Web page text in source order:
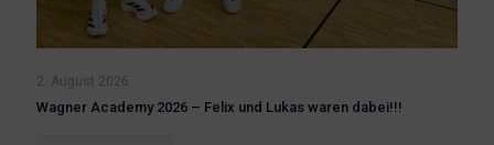
2. August 2026
Wagner Academy 2026 – Felix und Lukas waren dabei!!!